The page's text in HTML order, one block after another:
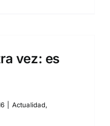
vez: es
Actualidad,